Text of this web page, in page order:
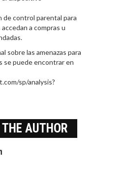
de control parental para
a compras u
sobre las amenazas para
se puede encontrar en
sp/analysis?
AUTHOR